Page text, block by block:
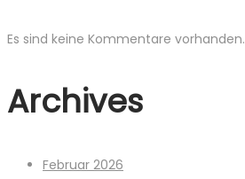
Es sind keine Kommentare vorhanden.
Archives
Februar 2026